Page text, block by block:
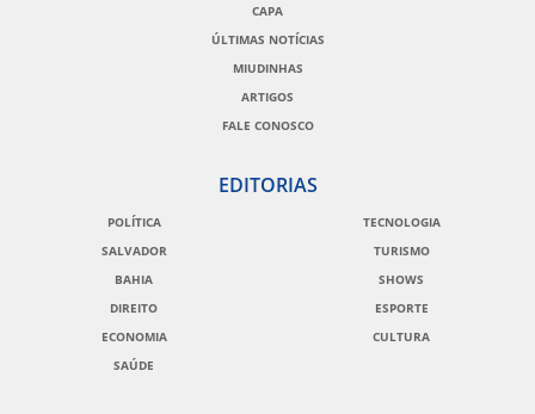
CAPA
ÚLTIMAS NOTÍCIAS
MIUDINHAS
ARTIGOS
FALE CONOSCO
EDITORIAS
POLÍTICA
SALVADOR
BAHIA
DIREITO
ECONOMIA
SAÚDE
TECNOLOGIA
TURISMO
SHOWS
ESPORTE
CULTURA